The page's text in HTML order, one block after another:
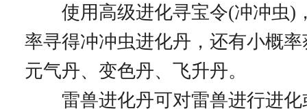
使用高级进化寻宝令(冲冲虫)
率寻得冲冲虫进化丹，还有小概
元气丹、变色丹、飞升丹。
雷兽进化丹可对雷兽进行进化